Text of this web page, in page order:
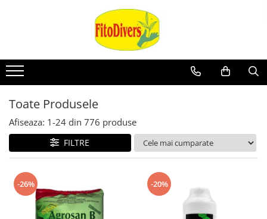
Toate Produsele
Afiseaza: 1-24 din 776 produse
FILTRE
-26% -20%